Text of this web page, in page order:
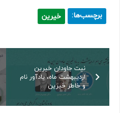
برچسب‌ها: خیرین
نیت جاودان خیرین
اردیبهشت ماه، یادآور نام
و خاطر خیرین